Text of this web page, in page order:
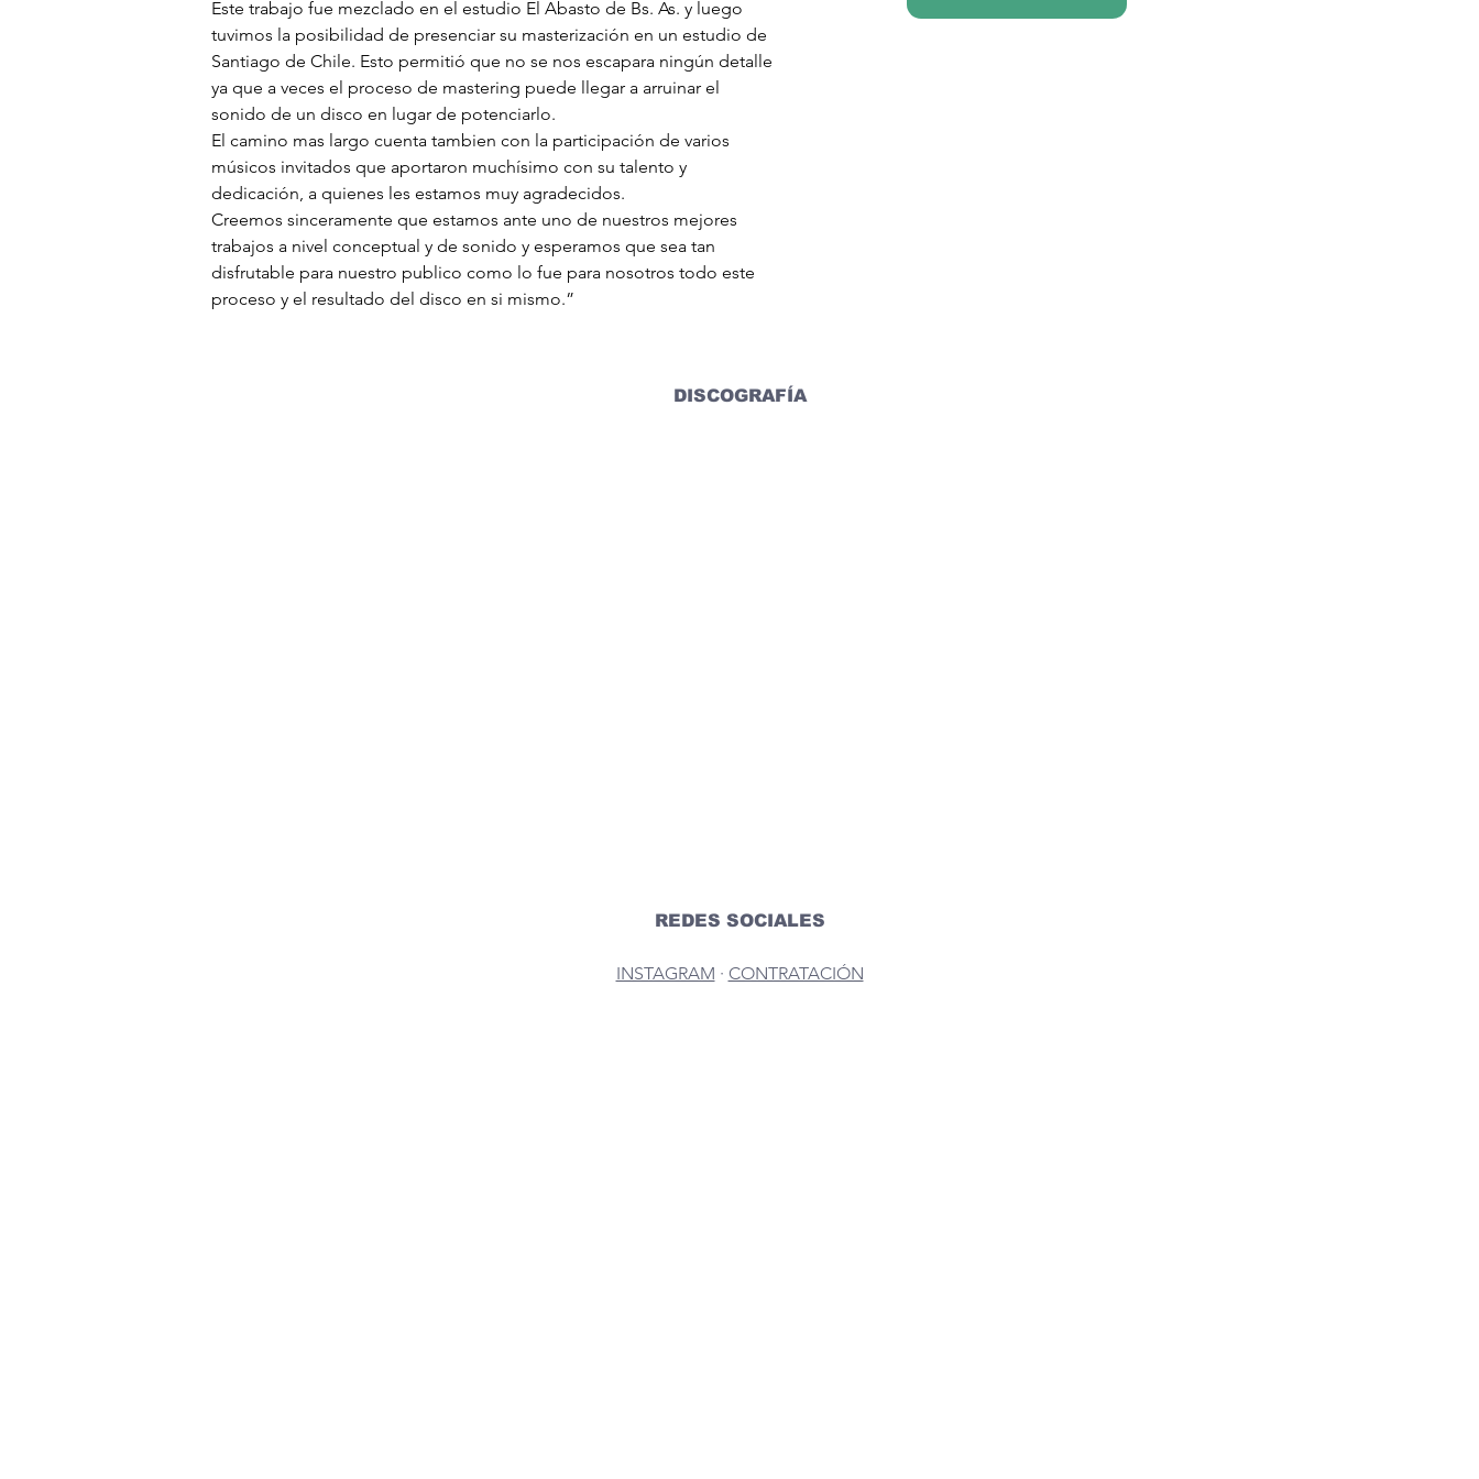
Este trabajo fue mezclado en el estudio El Abasto de Bs. As. y luego
tuvimos la posibilidad de presenciar su masterización en un estudio de
Santiago de Chile. Esto permitió que no se nos escapara ningún detalle
ya que a veces el proceso de mastering puede llegar a arruinar el
sonido de un disco en lugar de potenciarlo.
El camino mas largo cuenta tambien con la participación de varios
músicos invitados que aportaron muchísimo con su talento y
dedicación, a quienes les estamos muy agradecidos.
Creemos sinceramente que estamos ante uno de nuestros mejores
trabajos a nivel conceptual y de sonido y esperamos que sea tan
disfrutable para nuestro publico como lo fue para nosotros todo este
proceso y el resultado del disco en si mismo.”
DISCOGRAFÍA
REDES SOCIALES
INSTAGRAM · CONTRATACIÓN